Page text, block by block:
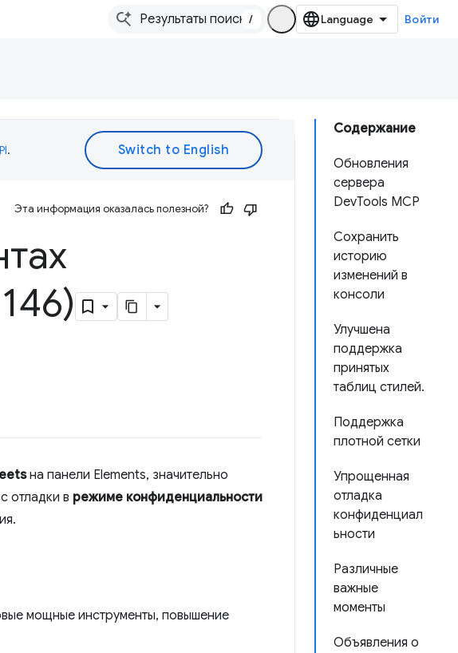
/ Войти
Содержание
Обновления
сервера
DevTools MCP
Сохранить
историю
изменений в
консоли
Улучшена
поддержка
принятых
таблиц стилей.
Поддержка
плотной сетки
Упрощенная
отладка
конфиденциал
ьности
Различные
важные
моменты
Объявления о
.
Эта информация оказалась полезной?
на панели Elements, значительно
отладки в режиме конфиденциальности
мощные инструменты, повышение